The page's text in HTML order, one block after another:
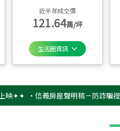
近半年成交價
121.64萬/坪
生活圈資訊
‧信義房屋聲明稿－防詐騙提醒 ‧